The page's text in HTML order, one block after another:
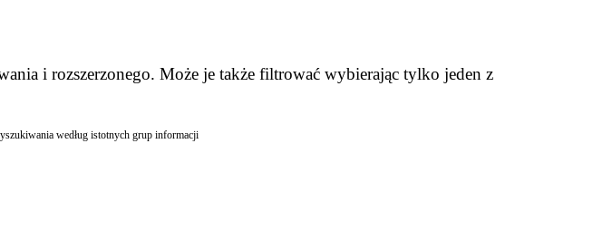
i rozszerzonego. Może je także filtrować wybierając tylko jeden z
według istotnych grup informacji